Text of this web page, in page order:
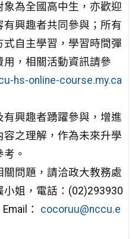
象為全國高中生，亦歡迎
有興趣者共同參與；所有
式自主學習，學習時間彈
用，相關活動資訊請參
hs-online-course.my.ca
有興趣者踴躍參與，增進
容之理解，作為未來升學
。
關問題，請洽政大教務處
小姐，電話：(02)293930
： cocoruu@nccu.e